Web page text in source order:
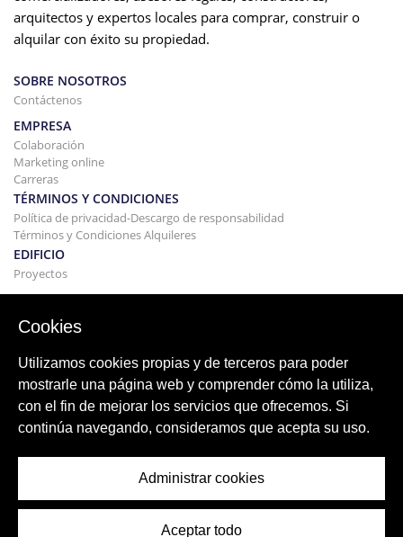
arquitectos y expertos locales para comprar, construir o
alquilar con éxito su propiedad.
SOBRE NOSOTROS
Contáctenos
EMPRESA
Colaboración
Marketing online
Carreras
TÉRMINOS Y CONDICIONES
Política de privacidad-Descargo de responsabilidad
Términos y Condiciones Alquileres
EDIFICIO
Proyectos
COMPRAR Y VENDER
Comprando tu casa
Vender
Hipoteca
Servicio de búsqueda
Blog
Regiones de todo el mundo
Cookies
Utilizamos cookies propias y de terceros para poder
mostrarle una página web y comprender cómo la utiliza,
con el fin de mejorar los servicios que ofrecemos. Si
continúa navegando, consideramos que acepta su uso.
Administrar cookies
Aceptar todo